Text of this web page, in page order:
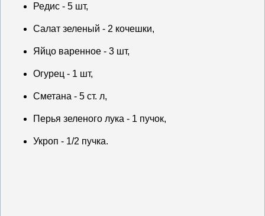
Редис - 5 шт,
Салат зеленый - 2 кочешки,
Яйцо варенное - 3 шт,
Огурец - 1 шт,
Сметана - 5 ст. л,
Перья зеленого лука - 1 пучок,
Укроп - 1/2 пучка.